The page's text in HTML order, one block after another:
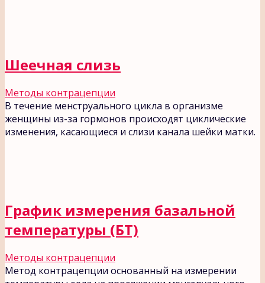
Шеечная слизь
Методы контрацепции
В течение менструального цикла в организме
женщины из-за гормонов происходят циклические
изменения, касающиеся и слизи канала шейки матки.
График измерения базальной
температуры (БТ)
Методы контрацепции
Метод контрацепции основанный на измерении